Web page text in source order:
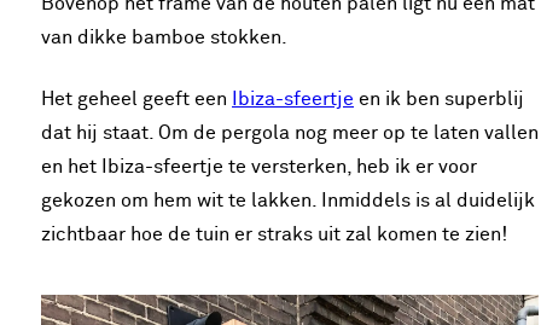
van dikke bamboe stokken.
Het geheel geeft een Ibiza-sfeertje en ik ben superblij
dat hij staat. Om de pergola nog meer op te laten vallen
en het Ibiza-sfeertje te versterken, heb ik er voor
gekozen om hem wit te lakken. Inmiddels is al duidelijk
zichtbaar hoe de tuin er straks uit zal komen te zien!